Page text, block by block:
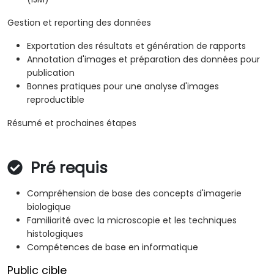
Gestion et reporting des données
Exportation des résultats et génération de rapports
Annotation d'images et préparation des données pour
publication
Bonnes pratiques pour une analyse d'images
reproductible
Résumé et prochaines étapes
Pré requis
Compréhension de base des concepts d'imagerie
biologique
Familiarité avec la microscopie et les techniques
histologiques
Compétences de base en informatique
Public cible